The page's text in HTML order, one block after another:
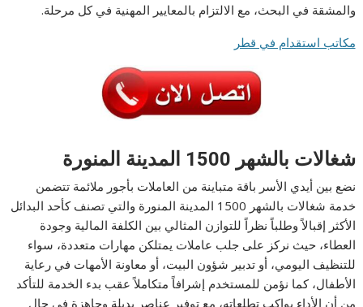
والمشقة في البحث، مع الالتزام بالمعايير المهنية في كل مرحلة.
مكاتب استقدام في قطر
شغالات بالشهر 1500 المدينة المنورة
نضع بين أيدي الأسر باقة متباينة من العاملات بأجور ملائمة تتضمن
خدمة شغالات بالشهر 1500 المدينة المنورة والتي تصنف كأحد البدائل
الأكثر إقبالاً وطلباً نظراً للتوازن المثالي بين الكلفة المالية وجودة
العطاء، حيث نركز على جلب عاملات يمتلكن مهارات متعددة، سواء
للتنظيف اليومي، أو تدبير شؤون البيت، أو معاونة الأمهات في رعاية
الأطفال، كما نؤمن للمستخدم إشرافاً متكاملاً عقب بدء الخدمة للتأكد
من أن الأداء يواكب تطلعاته، مع توفير عناصر بديلة وجاهزة في حال